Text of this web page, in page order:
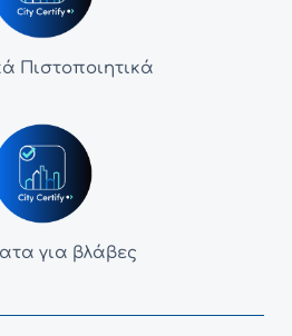
Πιστοποιητικά
για βλάβες